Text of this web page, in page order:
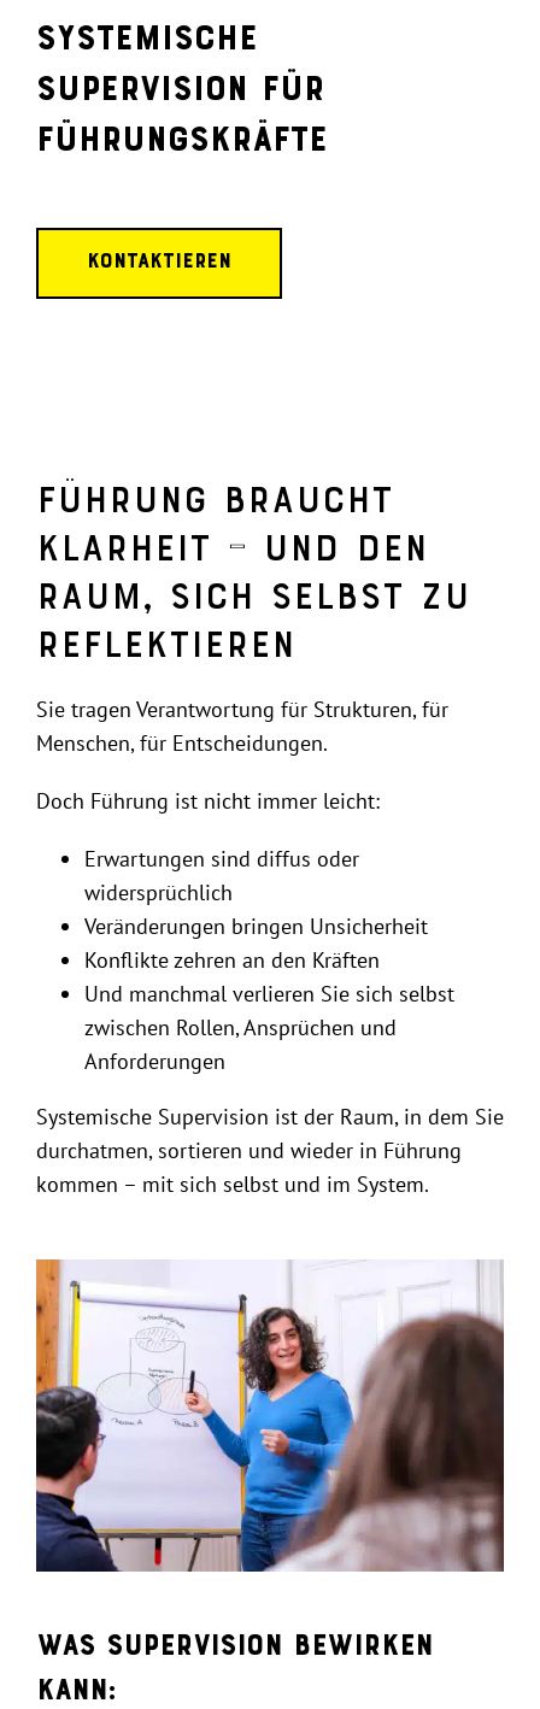
Systemische
Supervision für
Führungskräfte
KONTAKTIEREN
Führung braucht
Klarheit – und den
Raum, sich selbst zu
reflektieren
Sie tragen Verantwortung für Strukturen, für
Menschen, für Entscheidungen.
Doch Führung ist nicht immer leicht:
Erwartungen sind diffus oder
widersprüchlich
Veränderungen bringen Unsicherheit
Konflikte zehren an den Kräften
Und manchmal verlieren Sie sich selbst
zwischen Rollen, Ansprüchen und
Anforderungen
Systemische Supervision ist der Raum, in dem Sie
durchatmen, sortieren und wieder in Führung
kommen – mit sich selbst und im System.
Was Supervision bewirken
kann: